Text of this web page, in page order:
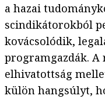
a hazai
scindikátorokból
kovácsolódik,
programgazdák. A
elhivatottság
külön hangsúlyt,